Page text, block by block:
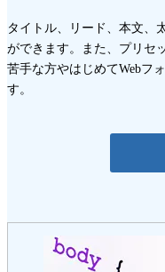
タイトル、リード、本文、
ができます。また、プリセ
苦手な方やはじめてWebフ
す。